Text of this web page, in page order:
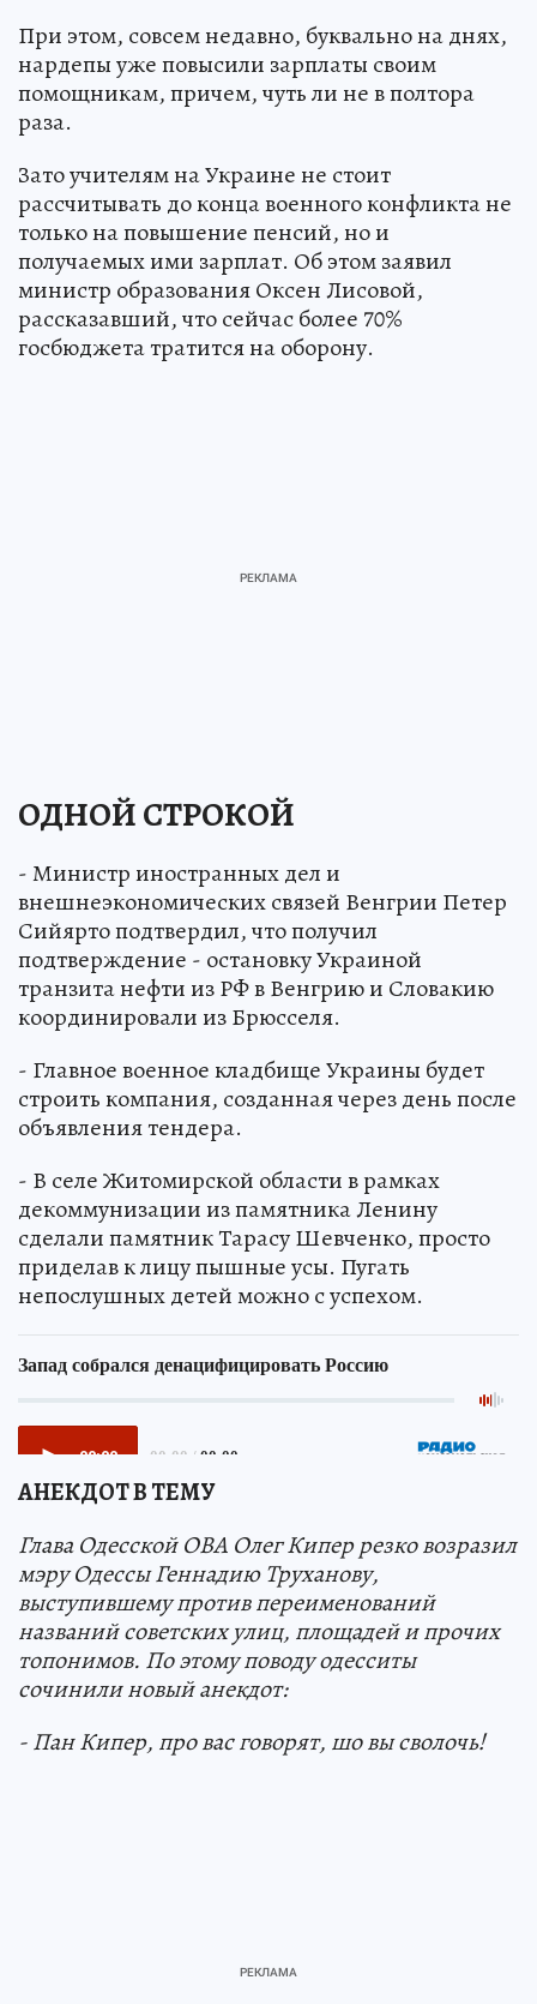
При этом, совсем недавно, буквально на днях,
нардепы уже повысили зарплаты своим
помощникам, причем, чуть ли не в полтора
раза.
Зато учителям на Украине не стоит
рассчитывать до конца военного конфликта не
только на повышение пенсий, но и
получаемых ими зарплат. Об этом заявил
министр образования Оксен Лисовой,
рассказавший, что сейчас более 70%
госбюджета тратится на оборону.
ОДНОЙ СТРОКОЙ
- Министр иностранных дел и
внешнеэкономических связей Венгрии Петер
Сийярто подтвердил, что получил
подтверждение - остановку Украиной
транзита нефти из РФ в Венгрию и Словакию
координировали из Брюсселя.
- Главное военное кладбище Украины будет
строить компания, созданная через день после
объявления тендера.
- В селе Житомирской области в рамках
декоммунизации из памятника Ленину
сделали памятник Тарасу Шевченко, просто
приделав к лицу пышные усы. Пугать
непослушных детей можно с успехом.
АНЕКДОТ В ТЕМУ
Глава Одесской ОВА Олег Кипер резко возразил
мэру Одессы Геннадию Труханову,
выступившему против переименований
названий советских улиц, площадей и прочих
топонимов. По этому поводу одесситы
сочинили новый анекдот:
- Пан Кипер, про вас говорят, шо вы сволочь!